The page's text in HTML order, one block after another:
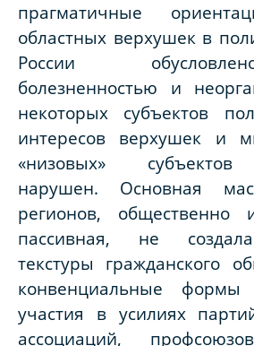
прагматичные
областных верхушек в
России
болезненностью и
некоторых субъектов
интересов верхушек и
«низовых» субъектов
нарушен. Основная
регионов, общественно
пассивная, не
текстуры гражданского
конвенциальные формы
участия в усилиях
ассоциаций,